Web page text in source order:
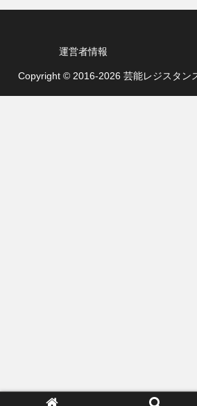
運営者情報
Copyright © 2016-2026 芸能レジスタン